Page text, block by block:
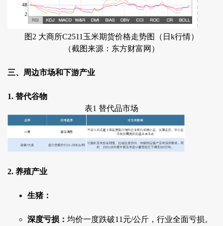
图2 大商所C2511玉米期货价格走势图（日k行情）
（截图来源：东方财富网）
三、周边市场和下游产业
1. 替代谷物
表1 替代品市场
2. 养殖产业
生猪：
深度亏损： 均价一度跌破11元/公斤，行业全面亏损。